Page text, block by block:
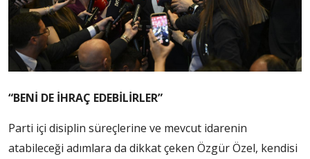
“BENİ DE İHRAÇ EDEBİLİRLER”
Parti içi disiplin süreçlerine ve mevcut idarenin
atabileceği adımlara da dikkat çeken Özgür Özel, kendisi